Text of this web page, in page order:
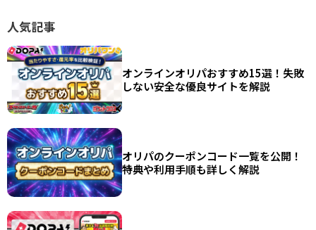
人気記事
オンラインオリパおすすめ15選！失敗
しない安全な優良サイトを解説
オリパのクーポンコード一覧を公開！
特典や利用手順も詳しく解説